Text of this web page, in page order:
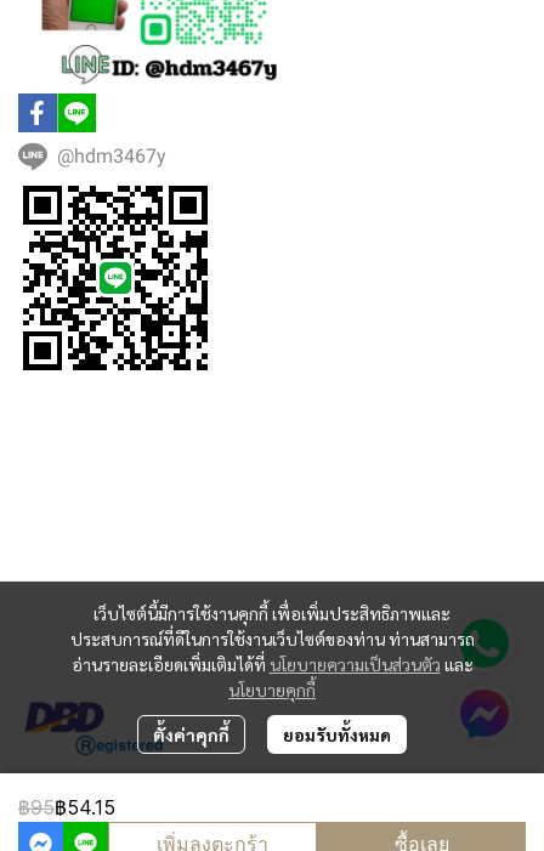
฿95฿54.15
เพิ่มลงตะกร้า
ซื้อเลย
เว็บไซต์นี้มีการใช้งานคุกกี้ เพื่อเพิ่มประสิทธิภาพและ
ประสบการณ์ที่ดีในการใช้งานเว็บไซต์ของท่าน ท่านสามารถ
อ่านรายละเอียดเพิ่มเติมได้ที่ นโยบายความเป็นส่วนตัว และ
นโยบายคุกกี้
ตั้งค่าคุกกี้ ยอมรับทั้งหมด
@hdm3467y
Copyright 2024 | All Rights Reserved | Powered by MWE